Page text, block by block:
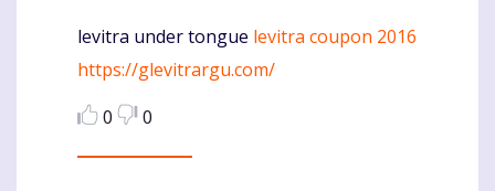
Komentaras
levitra under tongue levitra coupon 2016
https://glevitrargu.com/
0
0